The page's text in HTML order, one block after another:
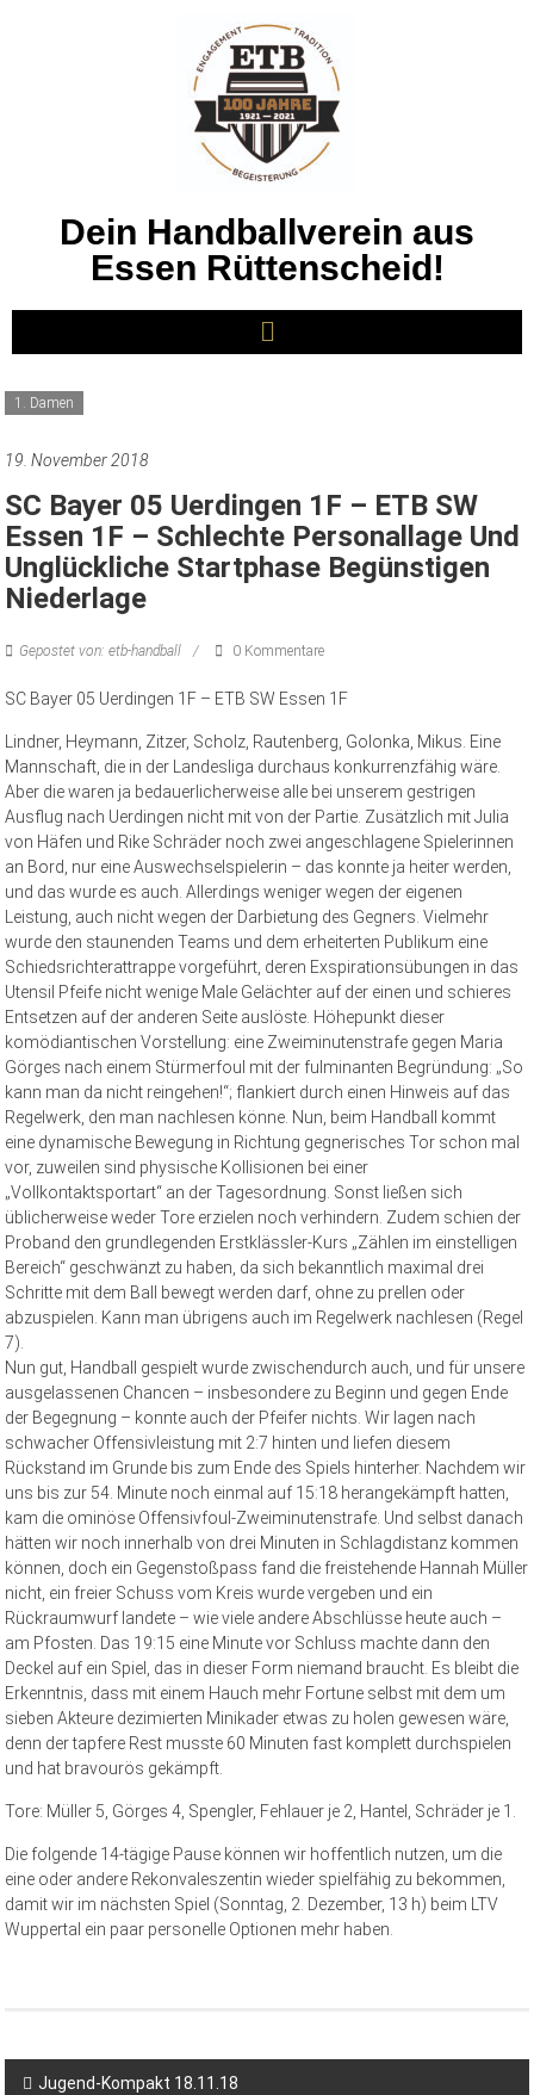
Dein Handballverein aus
Essen Rüttenscheid!
1. Damen
19. November 2018
SC Bayer 05 Uerdingen 1F – ETB SW
Essen 1F – Schlechte Personallage Und
Unglückliche Startphase Begünstigen
Niederlage
Gepostet von: etb-handball 0 Kommentare
SC Bayer 05 Uerdingen 1F – ETB SW Essen 1F
Lindner, Heymann, Zitzer, Scholz, Rautenberg, Golonka, Mikus. Eine
Mannschaft, die in der Landesliga durchaus konkurrenzfähig wäre.
Aber die waren ja bedauerlicherweise alle bei unserem gestrigen
Ausflug nach Uerdingen nicht mit von der Partie. Zusätzlich mit Julia
von Häfen und Rike Schräder noch zwei angeschlagene Spielerinnen
an Bord, nur eine Auswechselspielerin – das konnte ja heiter werden,
und das wurde es auch. Allerdings weniger wegen der eigenen
Leistung, auch nicht wegen der Darbietung des Gegners. Vielmehr
wurde den staunenden Teams und dem erheiterten Publikum eine
Schiedsrichterattrappe vorgeführt, deren Exspirationsübungen in das
Utensil Pfeife nicht wenige Male Gelächter auf der einen und schieres
Entsetzen auf der anderen Seite auslöste. Höhepunkt dieser
komödiantischen Vorstellung: eine Zweiminutenstrafe gegen Maria
Görges nach einem Stürmerfoul mit der fulminanten Begründung: „So
kann man da nicht reingehen!“; flankiert durch einen Hinweis auf das
Regelwerk, den man nachlesen könne. Nun, beim Handball kommt
eine dynamische Bewegung in Richtung gegnerisches Tor schon mal
vor, zuweilen sind physische Kollisionen bei einer
„Vollkontaktsportart“ an der Tagesordnung. Sonst ließen sich
üblicherweise weder Tore erzielen noch verhindern. Zudem schien der
Proband den grundlegenden Erstklässler-Kurs „Zählen im einstelligen
Bereich“ geschwänzt zu haben, da sich bekanntlich maximal drei
Schritte mit dem Ball bewegt werden darf, ohne zu prellen oder
abzuspielen. Kann man übrigens auch im Regelwerk nachlesen (Regel
7).
Nun gut, Handball gespielt wurde zwischendurch auch, und für unsere
ausgelassenen Chancen – insbesondere zu Beginn und gegen Ende
der Begegnung – konnte auch der Pfeifer nichts. Wir lagen nach
schwacher Offensivleistung mit 2:7 hinten und liefen diesem
Rückstand im Grunde bis zum Ende des Spiels hinterher. Nachdem wir
uns bis zur 54. Minute noch einmal auf 15:18 herangekämpft hatten,
kam die ominöse Offensivfoul-Zweiminutenstrafe. Und selbst danach
hätten wir noch innerhalb von drei Minuten in Schlagdistanz kommen
können, doch ein Gegenstoßpass fand die freistehende Hannah Müller
nicht, ein freier Schuss vom Kreis wurde vergeben und ein
Rückraumwurf landete – wie viele andere Abschlüsse heute auch –
am Pfosten. Das 19:15 eine Minute vor Schluss machte dann den
Deckel auf ein Spiel, das in dieser Form niemand braucht. Es bleibt die
Erkenntnis, dass mit einem Hauch mehr Fortune selbst mit dem um
sieben Akteure dezimierten Minikader etwas zu holen gewesen wäre,
denn der tapfere Rest musste 60 Minuten fast komplett durchspielen
und hat bravourös gekämpft.
Tore: Müller 5, Görges 4, Spengler, Fehlauer je 2, Hantel, Schräder je 1.
Die folgende 14-tägige Pause können wir hoffentlich nutzen, um die
eine oder andere Rekonvaleszentin wieder spielfähig zu bekommen,
damit wir im nächsten Spiel (Sonntag, 2. Dezember, 13 h) beim LTV
Wuppertal ein paar personelle Optionen mehr haben.
Jugend-Kompakt 18.11.18